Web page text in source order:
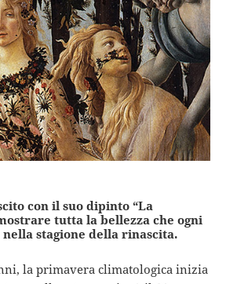
con il suo dipinto “La
tutta la bellezza che ogni
stagione della rinascita.
la primavera climatologica inizia